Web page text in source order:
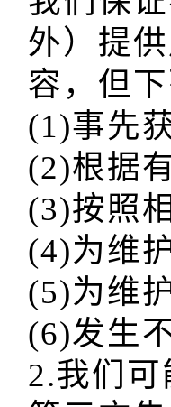
外）提
容，但
(1)事先
(2)根据
(3)按照
(4)为维
(5)为维
(6)发生
2.我们